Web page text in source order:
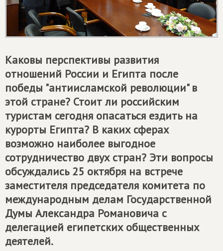
Каковы перспективы развития
отношений России и Египта после
победы "антиисламской революции" в
этой стране? Стоит ли российским
туристам сегодня опасаться ездить на
курорты Египта? В каких сферах
возможно наиболее выгодное
сотрудничество двух стран? Эти вопросы
обсуждались 25 октября на встрече
заместителя председателя комитета по
международным делам Государственной
Думы Александра Романовича с
делегацией египетских общественных
деятелей.